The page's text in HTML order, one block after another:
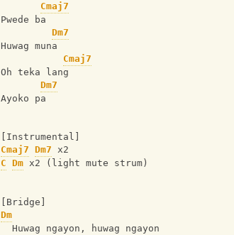
Cmaj7
Pwede ba
Dm7
Huwag muna
Cmaj7
Oh teka lang
Dm7
Ayoko pa
[Instrumental]
Cmaj7 Dm7 x2
C Dm x2 (light mute strum)
[Bridge]
Dm
  Huwag ngayon, huwag ngayon